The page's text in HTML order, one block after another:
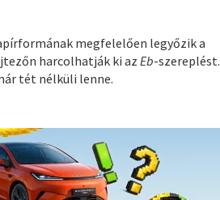
megfelelően legyőzik a
harcolhatják ki azEb-szereplést.
tét nélküli lenne.